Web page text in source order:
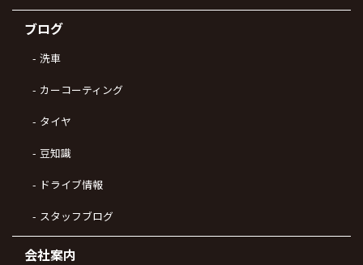
ブログ
洗車
カーコーティング
タイヤ
豆知識
ドライブ情報
スタッフブログ
会社案内